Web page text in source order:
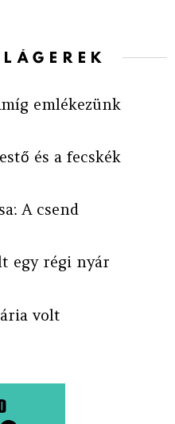
emlékezünk
és a fecskék
A csend
egy régi nyár
volt